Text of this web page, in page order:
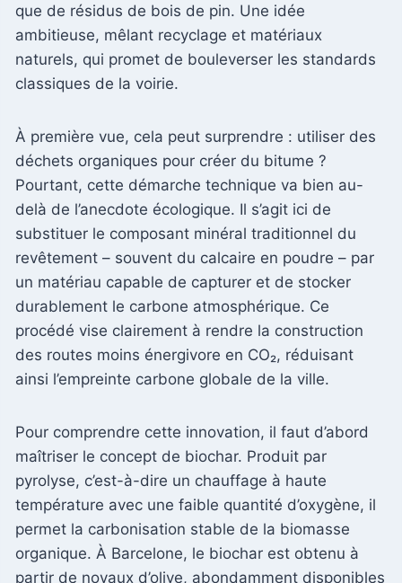
que de résidus de bois de pin. Une idée
ambitieuse, mêlant recyclage et matériaux
naturels, qui promet de bouleverser les standards
classiques de la voirie.
À première vue, cela peut surprendre : utiliser des
déchets organiques pour créer du bitume ?
Pourtant, cette démarche technique va bien au-
delà de l’anecdote écologique. Il s’agit ici de
substituer le composant minéral traditionnel du
revêtement – souvent du calcaire en poudre – par
un matériau capable de capturer et de stocker
durablement le carbone atmosphérique. Ce
procédé vise clairement à rendre la construction
des routes moins énergivore en CO₂, réduisant
ainsi l’empreinte carbone globale de la ville.
Pour comprendre cette innovation, il faut d’abord
maîtriser le concept de biochar. Produit par
pyrolyse, c’est-à-dire un chauffage à haute
température avec une faible quantité d’oxygène, il
permet la carbonisation stable de la biomasse
organique. À Barcelone, le biochar est obtenu à
partir de noyaux d’olive, abondamment disponibles